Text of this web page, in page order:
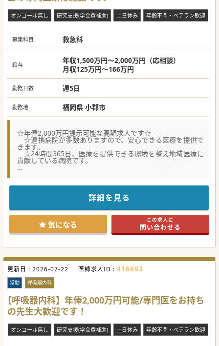
オンコール無し 研究支援(学会費補助) 土日休み 年齢不問・ベテラン歓迎
募集科目 救急科
給与
年収1,500万円～2,000万円（応相談）
月収125万円～166万円
勤務日数 週5日
勤務地 福岡県 小郡市
☆年俸2,000万円提示可能な高額求人です☆
☆連携病院が多数ありますので、安心できる医療を提供で
きます。
☆24時間365日、医療を提供できる環境を整え地域医療に
貢献している病院です。
視鏡治療を行っていますが、
今後更なる件数増加のために医師を募集しています。
血管内治療にご興味をお持ちの先生、大歓迎です！
#秋入職可
詳細を見る
気になる この求人に
問い合わせる
更新日 : 2026-07-22 医師求人ID : 416693
常勤 呼吸器内科
【呼吸器内科】年俸2,000万円可能/専門医をお持ち
の先生大歓迎です！
オンコール無し 研究支援(学会費補助) 土日休み 年齢不問・ベテラン歓迎